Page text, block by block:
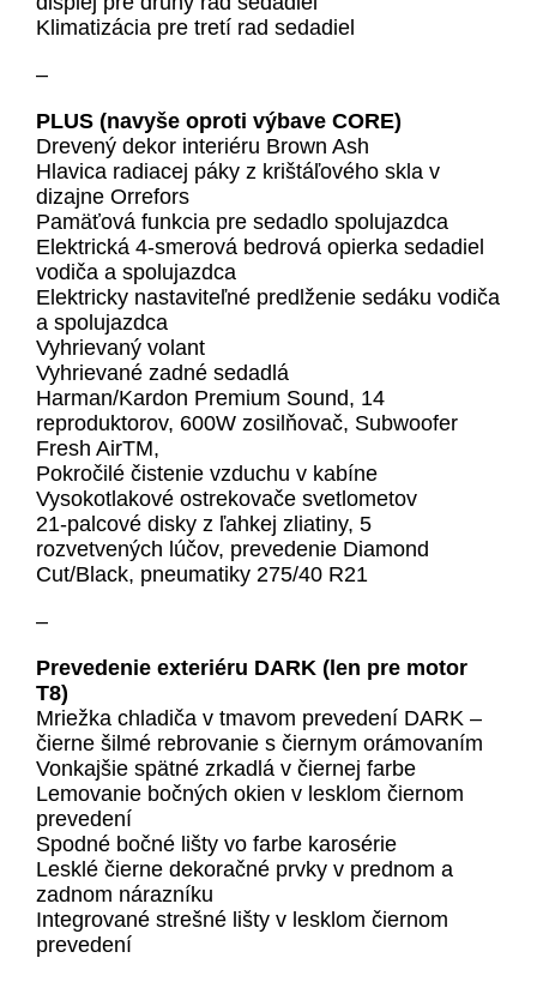
Klimatizácia pre tretí rad sedadiel
–
PLUS (navyše oproti výbave CORE)
Drevený dekor interiéru Brown Ash
Hlavica radiacej páky z krištáľového skla v
dizajne Orrefors
Pamäťová funkcia pre sedadlo spolujazdca
Elektrická 4-smerová bedrová opierka sedadiel
vodiča a spolujazdca
Elektricky nastaviteľné predlženie sedáku vodiča
a spolujazdca
Vyhrievaný volant
Vyhrievané zadné sedadlá
Harman/Kardon Premium Sound, 14
reproduktorov, 600W zosilňovač, Subwoofer
Fresh AirTM,
Pokročilé čistenie vzduchu v kabíne
Vysokotlakové ostrekovače svetlometov
21-palcové disky z ľahkej zliatiny, 5
rozvetvených lúčov, prevedenie Diamond
Cut/Black, pneumatiky 275/40 R21
–
Prevedenie exteriéru DARK (len pre motor
T8)
Mriežka chladiča v tmavom prevedení DARK –
čierne šilmé rebrovanie s čiernym orámovaním
Vonkajšie spätné zrkadlá v čiernej farbe
Lemovanie bočných okien v lesklom čiernom
prevedení
Spodné bočné lišty vo farbe karosérie
Lesklé čierne dekoračné prvky v prednom a
zadnom nárazníku
Integrované strešné lišty v lesklom čiernom
prevedení